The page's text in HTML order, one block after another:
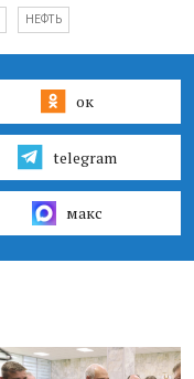
НЕФТЬ
ок
telegram
макс